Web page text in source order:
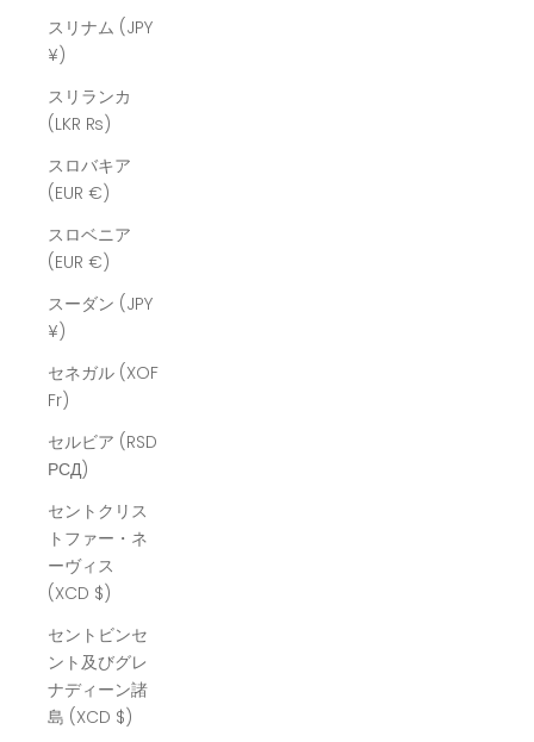
スリナム (JPY
¥)
スリランカ
(LKR ₨)
スロバキア
(EUR €)
スロベニア
(EUR €)
スーダン (JPY
¥)
セネガル (XOF
Fr)
セルビア (RSD
РСД)
セントクリス
トファー・ネ
ーヴィス
(XCD $)
セントビンセ
ント及びグレ
ナディーン諸
島 (XCD $)